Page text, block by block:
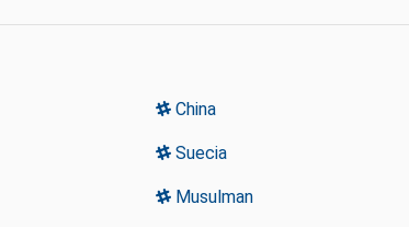
China
Suecia
Musulman